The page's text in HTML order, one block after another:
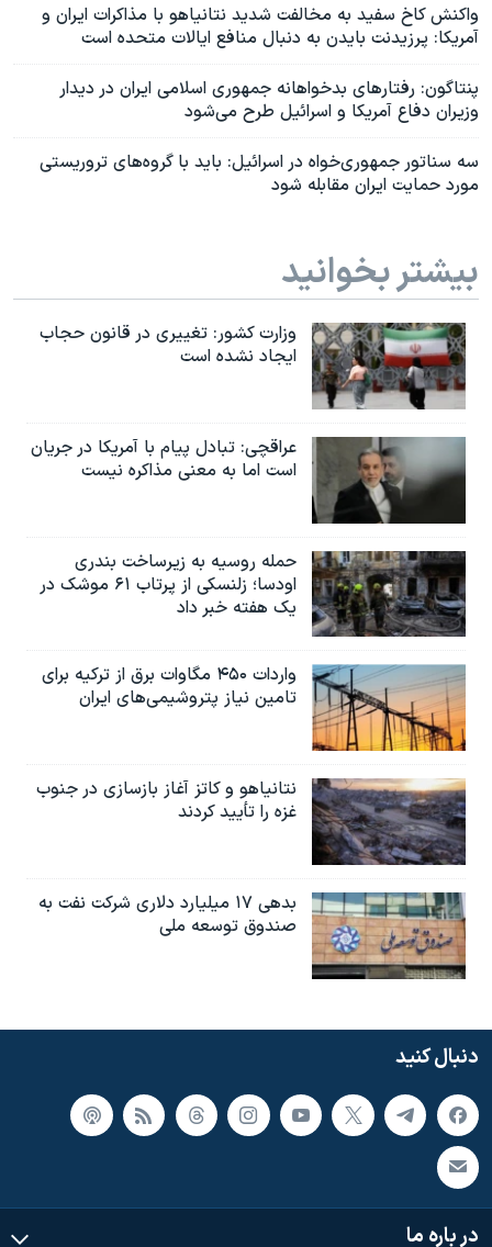
واکنش کاخ سفید به مخالفت شدید نتانیاهو با مذاکرات ایران و
آمریکا: پرزیدنت بایدن به دنبال منافع ایالات متحده است
پنتاگون: رفتارهای بدخواهانه جمهوری اسلامی ایران در دیدار
وزیران دفاع آمریکا و اسرائیل طرح می‌شود
سه سناتور جمهوری‌خواه در اسرائیل: باید با گروه‌های تروریستی
مورد حمایت ایران مقابله شود
بیشتر بخوانید
وزارت کشور: تغییری در قانون حجاب
ایجاد نشده است
عراقچی: تبادل پیام با آمریکا در جریان
است اما به معنی مذاکره نیست
حمله روسیه به زیرساخت بندری
اودسا؛ زلنسکی از پرتاب ۶۱ موشک در
یک هفته خبر داد
واردات ۴۵۰ مگاوات برق از ترکیه برای
تامین نیاز پتروشیمی‌های ایران
نتانیاهو و کاتز آغاز بازسازی در جنوب
غزه را تأیید کردند
بدهی ۱۷ میلیارد دلاری شرکت نفت به
صندوق توسعه ملی
دنبال کنید
در باره ما